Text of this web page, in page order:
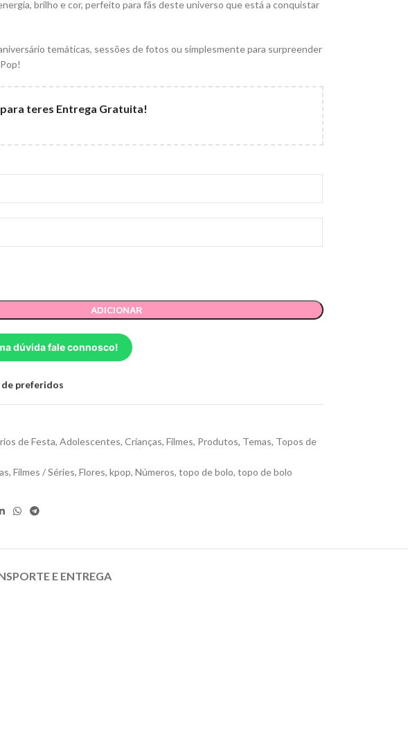
Comunhões
POR PRODUTO
Ilustrações
Crachás | Ímans
POR OCASIÃO
Dia do Pai
Halloween
brilho e cor, perfeito para fãs deste universo que está a conquistar
temáticas, sessões de fotos ou simplesmente para surpreender
teres Entrega Gratuita!
ADICIONAR
dúvida fale connosco!
preferidos
de Festa, Adolescentes, Crianças, Filmes, Produtos, Temas, Topos de
, Filmes / Séries, Flores, kpop, Números, topo de bolo, topo de bolo
E ENTREGA